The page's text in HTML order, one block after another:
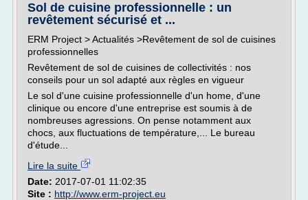
Sol de cuisine professionnelle : un
revêtement sécurisé et ...
ERM Project > Actualités >Revêtement de sol de cuisines
professionnelles
Revêtement de sol de cuisines de collectivités : nos
conseils pour un sol adapté aux règles en vigueur
Le sol d'une cuisine professionnelle d'un home, d'une
clinique ou encore d'une entreprise est soumis à de
nombreuses agressions. On pense notamment aux
chocs, aux fluctuations de température,... Le bureau
d'étude...
Lire la suite
Date: 2017-07-01 11:02:35
Site : http://www.erm-project.eu